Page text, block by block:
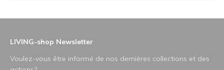
LIVING-shop Newsletter
Voulez-vous être informé de nos dernières collections et des